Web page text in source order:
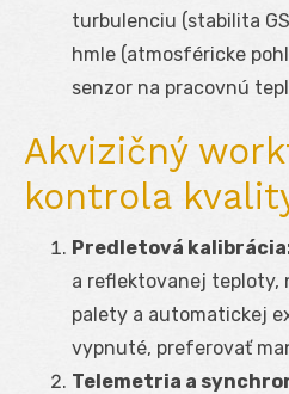
turbulenciu (stabilita
hmle (atmosféricke
senzor na pracovnú
Akvizičný
kontrola
Predletová
a reflektovanej teploty,
palety a automatickej
vypnuté, preferovať
Telemetria a